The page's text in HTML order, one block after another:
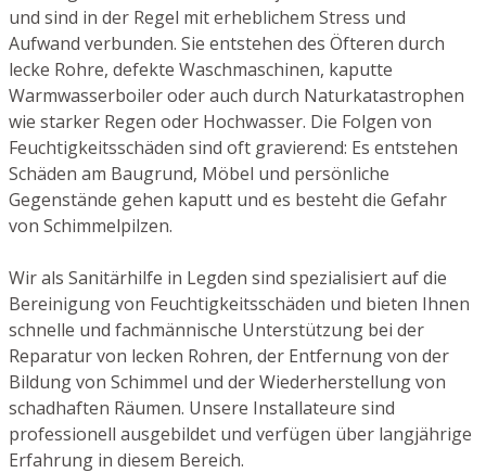
und sind in der Regel mit erheblichem Stress und
Aufwand verbunden. Sie entstehen des Öfteren durch
lecke Rohre, defekte Waschmaschinen, kaputte
Warmwasserboiler oder auch durch Naturkatastrophen
wie starker Regen oder Hochwasser. Die Folgen von
Feuchtigkeitsschäden sind oft gravierend: Es entstehen
Schäden am Baugrund, Möbel und persönliche
Gegenstände gehen kaputt und es besteht die Gefahr
von Schimmelpilzen.
Wir als Sanitärhilfe in Legden sind spezialisiert auf die
Bereinigung von Feuchtigkeitsschäden und bieten Ihnen
schnelle und fachmännische Unterstützung bei der
Reparatur von lecken Rohren, der Entfernung von der
Bildung von Schimmel und der Wiederherstellung von
schadhaften Räumen. Unsere Installateure sind
professionell ausgebildet und verfügen über langjährige
Erfahrung in diesem Bereich.